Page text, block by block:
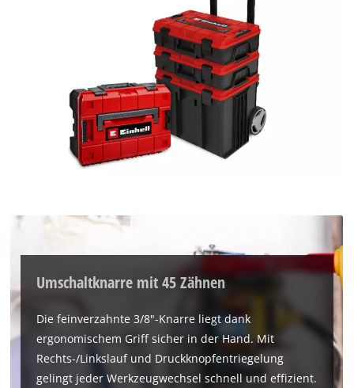
Umschaltknarre mit 45 Zähnen
Die feinverzahnte 3/8"-Knarre liegt dank
ergonomischem Griff sicher in der Hand. Mit
Rechts-/Linkslauf und Druckknopfentriegelung
gelingt jeder Werkzeugwechsel schnell und effizient.